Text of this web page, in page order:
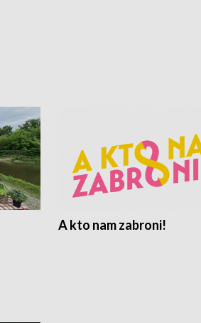
A kto nam zabroni!